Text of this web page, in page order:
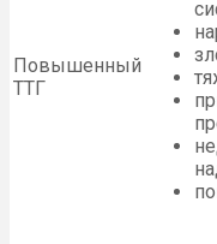
Повышенный
ТТГ